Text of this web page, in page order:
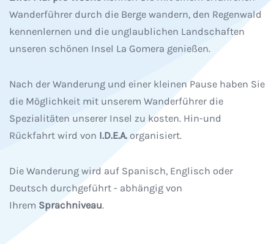
Wanderführer durch die Berge wandern, den Regenwald
kennenlernen und die unglaublichen Landschaften
unseren schönen Insel La Gomera genießen.
Nach der Wanderung und einer kleinen Pause haben Sie
die Möglichkeit mit unserem Wanderführer die
Spezialitäten unserer Insel zu kosten. Hin-und
Rückfahrt wird von I.D.E.A. organisiert.
Die Wanderung wird auf Spanisch, Englisch oder
Deutsch durchgeführt - abhängig von
Ihrem Sprachniveau.